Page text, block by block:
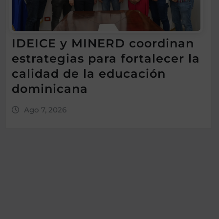
IDEICE y MINERD coordinan
estrategias para fortalecer la
calidad de la educación
dominicana
Ago 7, 2026